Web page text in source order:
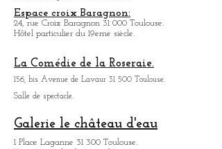
Chapelle des Carmélites Toulouse:
1, rue de Périgord 31 000 Toulouse
24, rue Croix Baragnon 31 000 Toulouse.
Hôtel particulier du 19eme siècle.
La Comédie de la Roseraie.
Salle de spectacle.